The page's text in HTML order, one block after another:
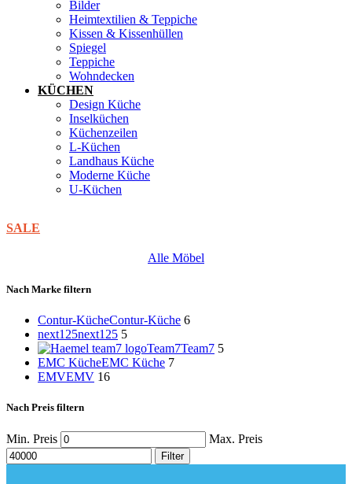
Bilder
Heimtextilien & Teppiche
Kissen & Kissenhüllen
Spiegel
Teppiche
Wohndecken
KÜCHEN
Design Küche
Inselküchen
Küchenzeilen
L-Küchen
Landhaus Küche
Moderne Küche
U-Küchen
SALE
Alle Möbel
Nach Marke filtern
Contur-KücheContur-Küche 6
next125next125 5
Team7Team7 5
EMC KücheEMC Küche 7
EMVEMV 16
Nach Preis filtern
Min. Preis Max. Preis
Filter